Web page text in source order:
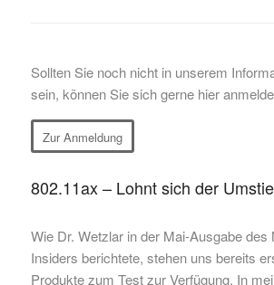
Sollten Sie noch nicht in unserem
sein, können Sie sich gerne hier
Zur Anmeldung
802.11ax – Lohnt sich der
Wie Dr. Wetzlar in der Mai-Ausgabe des
Insiders berichtete, stehen uns bereits
Produkte zum Test zur Verfügung. In